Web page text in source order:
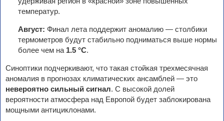
температур.
Август: Финал лета поддержит аномалию — столбики
термометров будут стабильно подниматься выше нормы
более чем на 1.5 °C.
Синоптики подчеркивают, что такая стойкая трехмесячная
аномалия в прогнозах климатических ансамблей — это
невероятно сильный сигнал. С высокой долей
вероятности атмосфера над Европой будет заблокирована
мощными антициклонами.